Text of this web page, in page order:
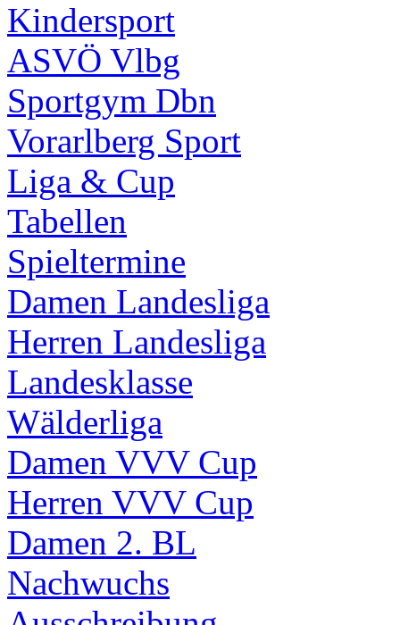
Kindersport
ASVÖ Vlbg
Sportgym Dbn
Vorarlberg Sport
Liga & Cup
Tabellen
Spieltermine
Damen Landesliga
Herren Landesliga
Landesklasse
Wälderliga
Damen VVV Cup
Herren VVV Cup
Damen 2. BL
Nachwuchs